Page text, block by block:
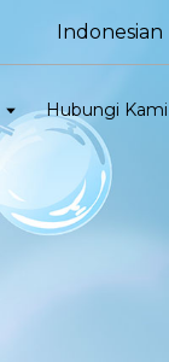
Indonesian
Hubungi Kami